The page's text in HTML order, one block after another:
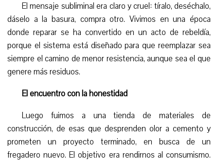
El mensaje subliminal era claro y cruel: tíralo, deséchalo,
dáselo a la basura, compra otro. Vivimos en una época
donde reparar se ha convertido en un acto de rebeldía,
porque el sistema está diseñado para que reemplazar sea
siempre el camino de menor resistencia, aunque sea el que
genere más residuos.
El encuentro con la honestidad
Luego fuimos a una tienda de materiales de
construcción, de esas que desprenden olor a cemento y
prometen un proyecto terminado, en busca de un
fregadero nuevo. El objetivo era rendirnos al consumismo.